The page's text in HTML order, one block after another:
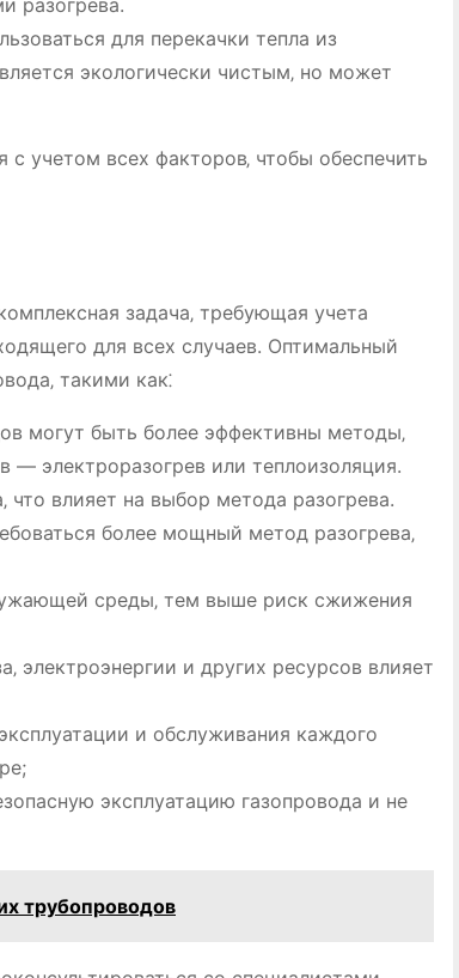
разогрева.
для перекачки тепла из
экологически чистым‚ но может
учетом всех факторов‚ чтобы обеспечить
задача‚ требующая учета
для всех случаев. Оптимальный
такими как⁚
могут быть более эффективны методы‚
― электроразогрев или теплоизоляция.
что влияет на выбор метода разогрева.
более мощный метод разогрева‚
среды‚ тем выше риск сжижения
электроэнергии и других ресурсов влияет
и обслуживания каждого
эксплуатацию газопровода и не
трубопроводов